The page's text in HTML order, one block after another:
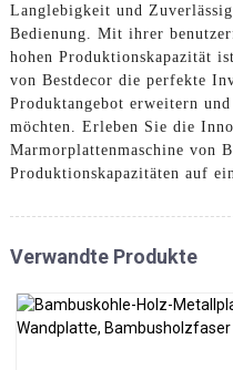
Langlebigkeit und
Bedienung. Mit ihrer
hohen Produktionskapazität
von Bestdecor die perfekte
Produktangebot erweitern
möchten. Erleben Sie die
Marmorplattenmaschine von
Produktionskapazitäten auf
Verwandte Produkte